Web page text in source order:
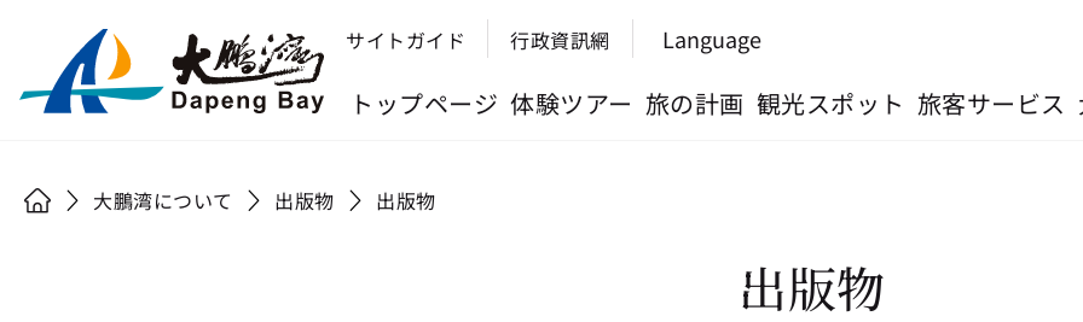
サイトガイド 行政資訊網 Language
トップページ 体験ツアー 旅の計画 観光スポット 旅客サービス
大鵬湾について 出版物 出版物
出版物